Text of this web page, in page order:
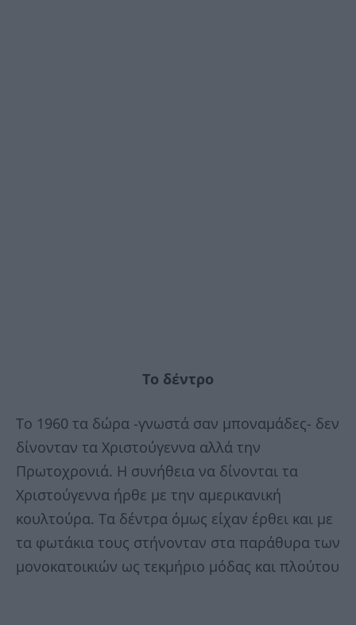
Το δέντρο
Το 1960 τα δώρα -γνωστά σαν μποναμάδες- δεν
δίνονταν τα Χριστούγεννα αλλά την
Πρωτοχρονιά. Η συνήθεια να δίνονται τα
Χριστούγεννα ήρθε με την αμερικανική
κουλτούρα. Τα δέντρα όμως είχαν έρθει και με
τα φωτάκια τους στήνονταν στα παράθυρα των
μονοκατοικιών ως τεκμήριο μόδας και πλούτου